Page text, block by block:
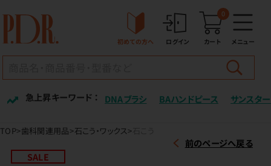
初めての方へ ログイン カート
0
メニュー
急上昇キーワード ： DNAブラシ BAハンドピース サンスター
TOP 歯科関連用品 石こう・ワックス
前のページへ戻る
SALE